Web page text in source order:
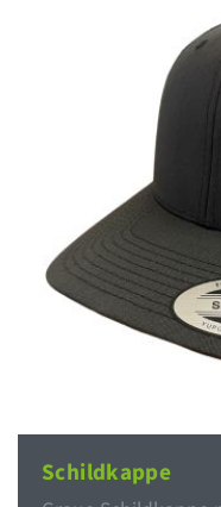
Schildkappe